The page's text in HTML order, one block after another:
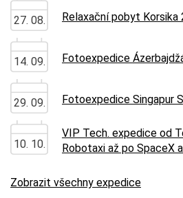
27. 08. Relaxační pobyt Korsika
14. 09. Fotoexpedice
29. 09. Fotoexpedice Singapur
10. 10.
VIP Tech. expedice od
Robotaxi až po SpaceX
Zobrazit všechny expedice